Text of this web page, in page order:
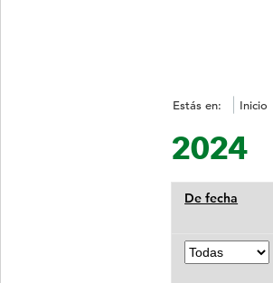
Estás en: Inicio
2024
De fecha
Filtrar
desde